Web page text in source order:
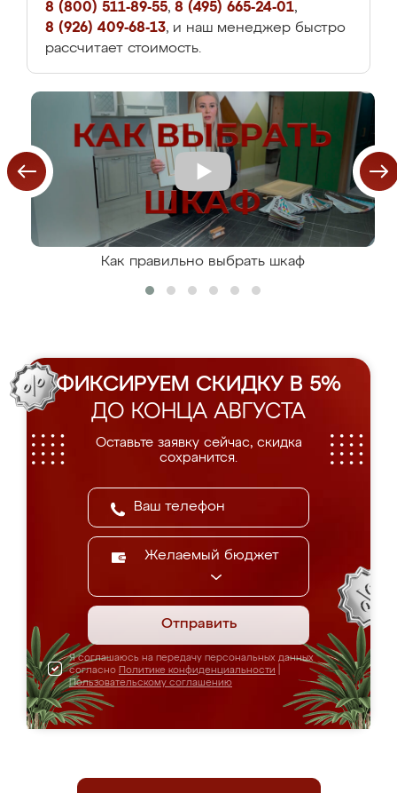
8 (800) 511-89-55, 8 (495) 665-24-01,
8 (926) 409-68-13, и наш менеджер быстро
рассчитает стоимость.
Как правильно выбрать шкаф
ФИКСИРУЕМ СКИДКУ В 5%
ДО КОНЦА АВГУСТА
Оставьте заявку сейчас, скидка
сохранится.
Желаемый бюджет
Отправить
Я соглашаюсь на передачу персональных данных
согласно Политике конфиденциальности
Пользовательскому соглашению